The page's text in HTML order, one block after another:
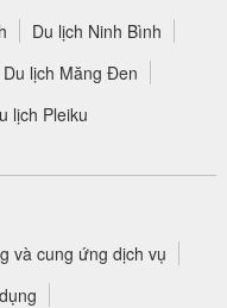
Du lịch Ninh Bình
Du lịch Măng Đen
lịch Pleiku
và cung ứng dịch vụ